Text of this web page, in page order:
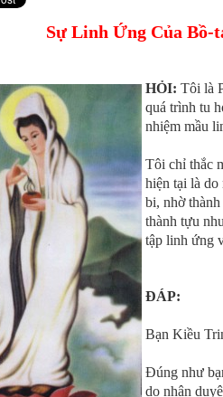
Sự Linh Ứng Của Bồ-
HỎI: Tôi là
quá trình tu
nhiệm mầu
Tôi chỉ thắc
hiện tại là
bi, nhờ
thành tựu
tập linh ứng
ĐÁP:
Bạn Kiều
Đúng như
do nhân